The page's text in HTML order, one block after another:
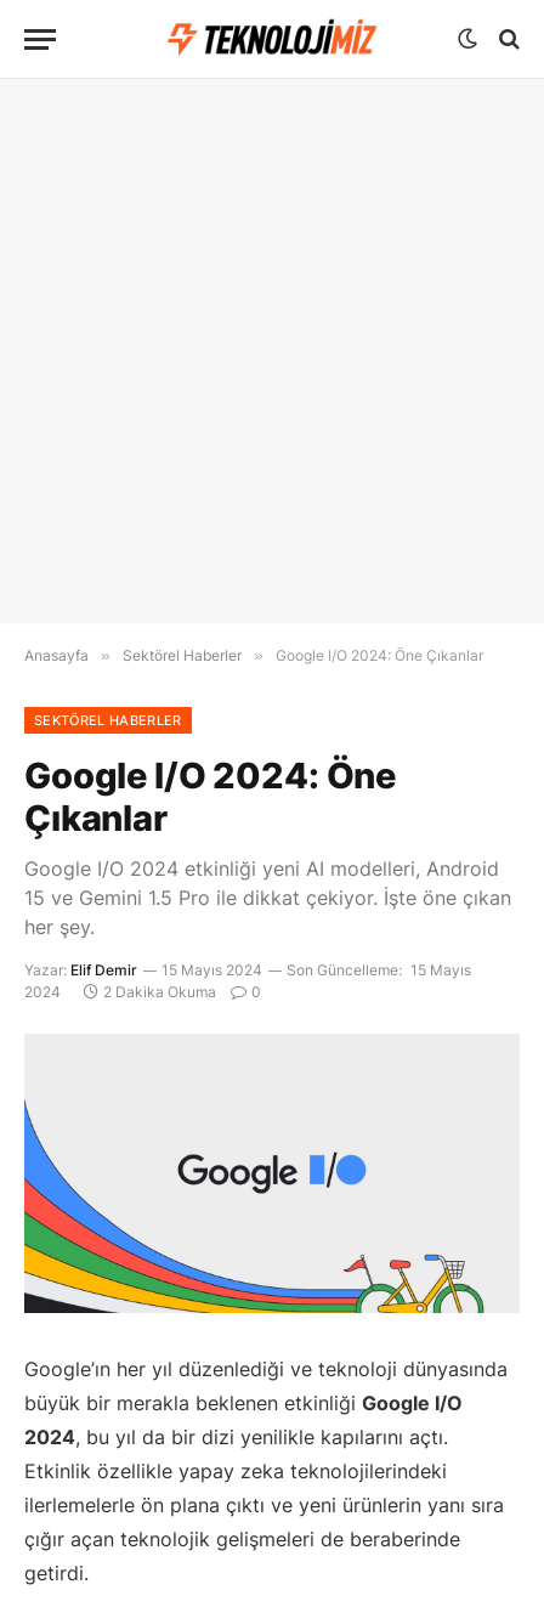
Anasayfa » Sektörel Haberler » Google I/O 2024: Öne Çıkanlar
SEKTÖREL HABERLER
Google I/O 2024: Öne
Çıkanlar
Google I/O 2024 etkinliği yeni AI modelleri, Android
15 ve Gemini 1.5 Pro ile dikkat çekiyor. İşte öne çıkan
her şey.
Yazar: Elif Demir 15 Mayıs 2024 Son Güncelleme: 15 Mayıs
2024
2 Dakika Okuma 0
Google’ın her yıl düzenlediği ve teknoloji dünyasında
büyük bir merakla beklenen etkinliği Google I/O
2024, bu yıl da bir dizi yenilikle kapılarını açtı.
Etkinlik özellikle yapay zeka teknolojilerindeki
ilerlemelerle ön plana çıktı ve yeni ürünlerin yanı sıra
çığır açan teknolojik gelişmeleri de beraberinde
getirdi.